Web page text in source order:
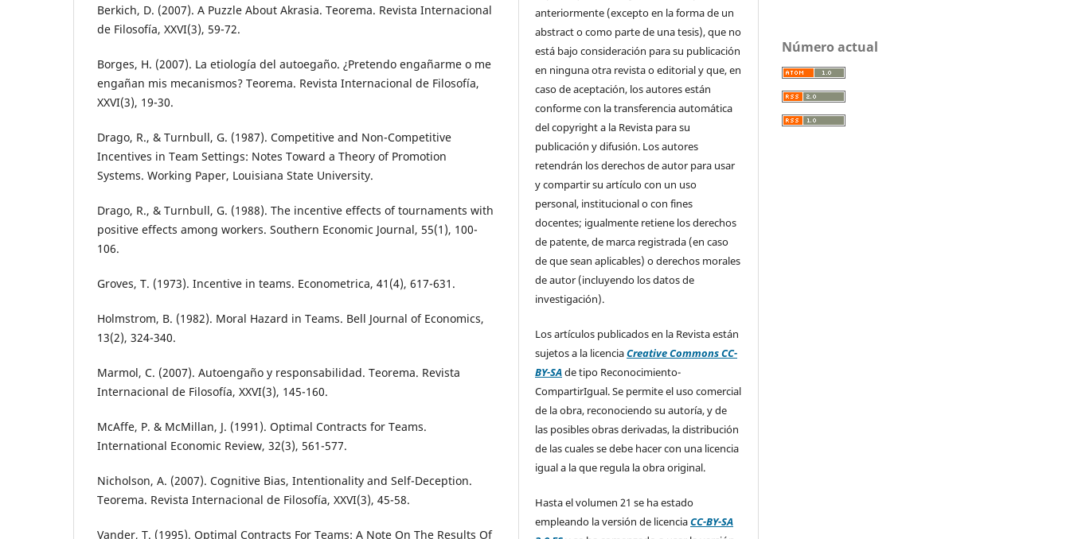
Berkich, D. (2007). A Puzzle About Akrasia. Teorema. Revista Internacional
de Filosofía, XXVI(3), 59-72.
Borges, H. (2007). La etiología del autoegaño. ¿Pretendo engañarme o me
engañan mis mecanismos? Teorema. Revista Internacional de Filosofía,
XXVI(3), 19-30.
Drago, R., & Turnbull, G. (1987). Competitive and Non-Competitive
Incentives in Team Settings: Notes Toward a Theory of Promotion
Systems. Working Paper, Louisiana State University.
Drago, R., & Turnbull, G. (1988). The incentive effects of tournaments with
positive effects among workers. Southern Economic Journal, 55(1), 100-
106.
Groves, T. (1973). Incentive in teams. Econometrica, 41(4), 617-631.
Holmstrom, B. (1982). Moral Hazard in Teams. Bell Journal of Economics,
13(2), 324-340.
Marmol, C. (2007). Autoengaño y responsabilidad. Teorema. Revista
Internacional de Filosofía, XXVI(3), 145-160.
McAffe, P. & McMillan, J. (1991). Optimal Contracts for Teams.
International Economic Review, 32(3), 561-577.
Nicholson, A. (2007). Cognitive Bias, Intentionality and Self-Deception.
Teorema. Revista Internacional de Filosofía, XXVI(3), 45-58.
Vander, T. (1995). Optimal Contracts For Teams: A Note On The Results Of
anteriormente (excepto en la forma de un
abstract o como parte de una tesis), que no
está bajo consideración para su publicación
en ninguna otra revista o editorial y que, en
caso de aceptación, los autores están
conforme con la transferencia automática
del copyright a la Revista para su
publicación y difusión. Los autores
retendrán los derechos de autor para usar
y compartir su artículo con un uso
personal, institucional o con fines
docentes; igualmente retiene los derechos
de patente, de marca registrada (en caso
de que sean aplicables) o derechos morales
de autor (incluyendo los datos de
investigación).
Los artículos publicados en la Revista están
sujetos a la licenciaCreative Commons CC-
BY-SAde tipo Reconocimiento-
CompartirIgual. Se permite el uso comercial
de la obra, reconociendo su autoría, y de
las posibles obras derivadas, la distribución
de las cuales se debe hacer con una licencia
igual a la que regula la obra original.
Hasta el volumen 21 se ha estado
empleando la versión de licenciaCC-BY-SA
Número actual